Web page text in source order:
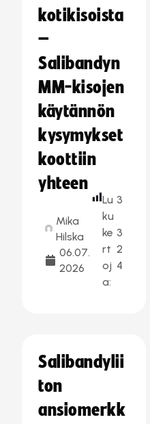
kotikisoista
–
Salibandyn
MM-kisojen
käytännön
kysymykset
koottiin
yhteen
Mika
Hilska
06.07.
2026
Lu
ku
ke
rt
oj
a:
3
3
2
4
Salibandylii
ton
ansiomerkk